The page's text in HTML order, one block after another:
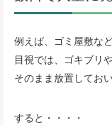
例えば、ゴミ屋敷な
目視では、ゴキブリ
そのまま放置してお
すると・・・・